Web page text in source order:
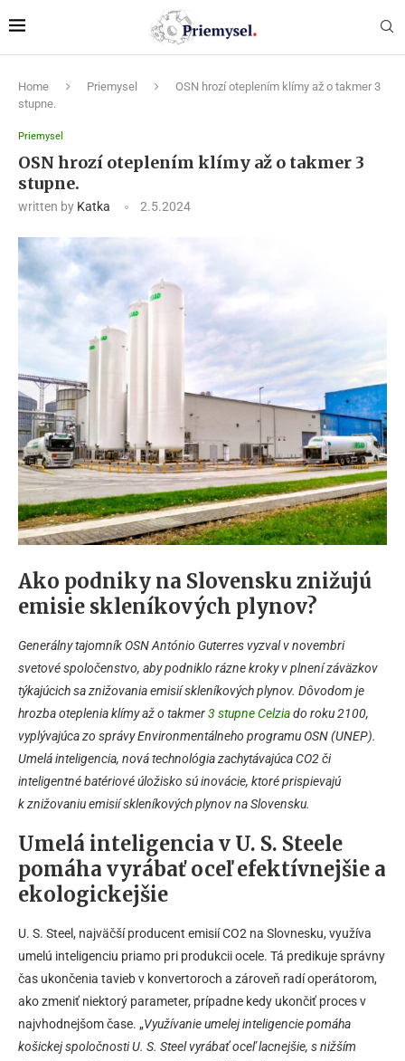
Home Priemysel
OSN hrozí oteplením klímy až o takmer 3
stupne.
Priemysel
OSN hrozí oteplením klímy až o takmer 3
stupne.
written by Katka 2.5.2024
Ako podniky na Slovensku znižujú
emisie skleníkových plynov?
Generálny tajomník OSN António Guterres vyzval v novembri
svetové spoločenstvo, aby podniklo rázne kroky v plnení záväzkov
týkajúcich sa znižovania emisií skleníkových plynov. Dôvodom je
hrozba oteplenia klímy až o takmer3 stupne Celziado roku 2100,
vyplývajúca zo správy Environmentálneho programu OSN (UNEP).
Umelá inteligencia, nová technológia zachytávajúca CO2 či
inteligentné batériové úložisko sú inovácie, ktoré prispievajú
k znižovaniu emisií skleníkových plynov na Slovensku.
Umelá inteligencia v U. S. Steele
pomáha vyrábať oceľ efektívnejšie a
ekologickejšie
U. S. Steel, najväčší producent emisií CO2 na Slovnesku, využíva
umelú inteligenciu priamo pri produkcii ocele. Tá predikuje správny
čas ukončenia tavieb v konvertoroch a zároveň radí operátorom,
ako zmeniť niektorý parameter, prípadne kedy ukončiť proces v
najvhodnejšom čase. „Využívanie umelej inteligencie pomáha
košickej spoločnosti U. S. Steel vyrábať oceľ lacnejšie, s nižším